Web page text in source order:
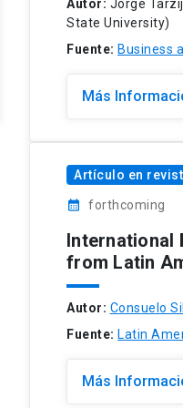
Autor: Jorge
State University)
Fuente: Business
Más
Artículo en
calendar_month forthcoming
International
from Latin
Autor: Consuelo
Fuente: Latin
Más